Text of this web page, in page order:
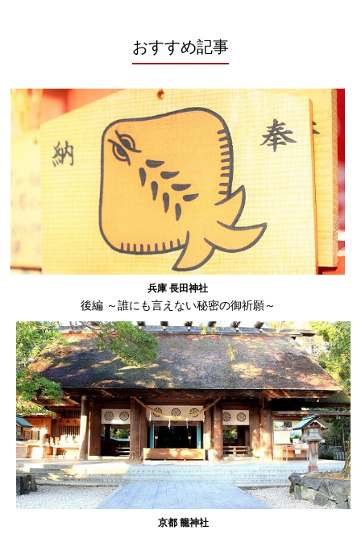
おすすめ記事
兵庫 長田神社
後編 ～誰にも言えない秘密の御祈願～
京都 籠神社